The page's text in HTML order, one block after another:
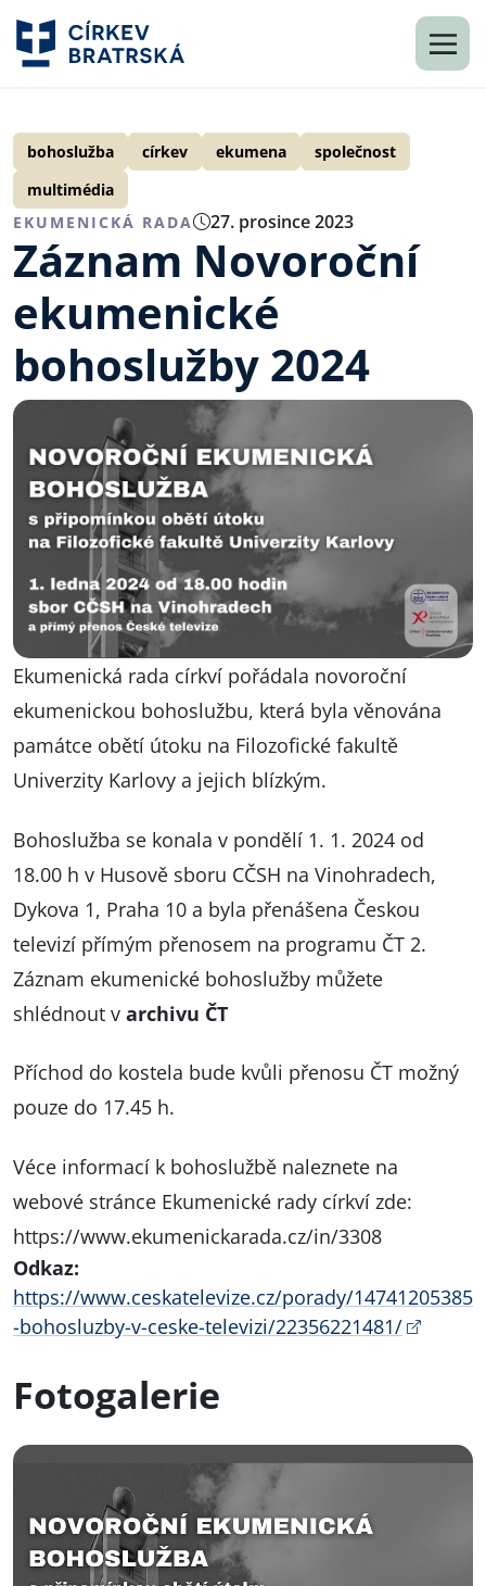
bohoslužba církev ekumena
společnost
multimédia
EKUMENICKÁ RADA
27. prosince 2023
Záznam Novoroční
ekumenické
bohoslužby 2024
Ekumenická rada církví pořádala novoroční
ekumenickou bohoslužbu, která byla věnována
památce obětí útoku na Filozofické fakultě
Univerzity Karlovy a jejich blízkým.
Bohoslužba se konala v pondělí 1. 1. 2024 od
18.00 h v Husově sboru CČSH na Vinohradech,
Dykova 1, Praha 10 a byla přenášena Českou
televizí přímým přenosem na programu ČT 2.
Záznam ekumenické bohoslužby můžete
shlédnout v archivu ČT
Příchod do kostela bude kvůli přenosu ČT možný
pouze do 17.45 h.
Véce informací k bohoslužbě naleznete na
webové stránce Ekumenické rady církví zde:
https://www.ekumenickarada.cz/in/3308
Odkaz:
https://www.ceskatelevize.cz/porady/14741205385
-bohosluzby-v-ceske-televizi/22356221481/
Fotogalerie